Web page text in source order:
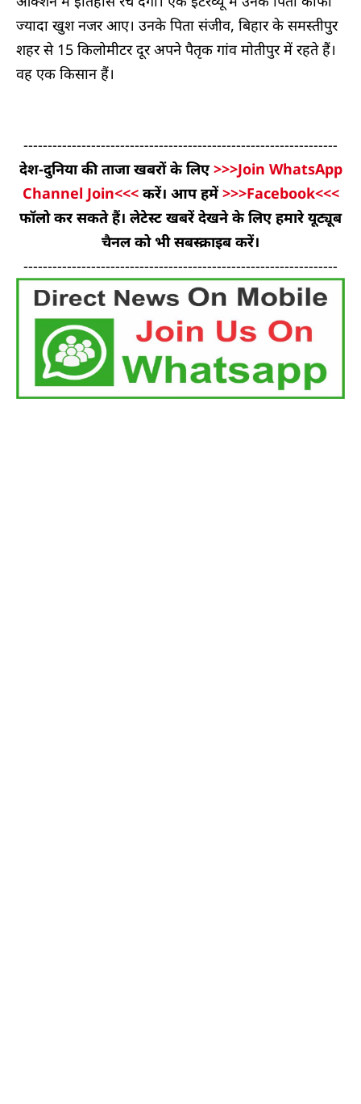
ज्यादा खुश नजर आए। उनके पिता संजीव, बिहार के समस्तीपुर
शहर से 15 किलोमीटर दूर अपने पैतृक गांव मोतीपुर में रहते हैं।
वह एक किसान हैं।
-----------------------------------------------------------------
देश-दुनिया की ताजा खबरों के लिए>>>Join WhatsApp
Channel Join<<< करें। आप हमें>>>Facebook<<<
फॉलो कर सकते हैं। लेटेस्ट खबरें देखने के लिए हमारे यूट्यूब
चैनल को भी सबस्क्राइब करें।
-----------------------------------------------------------------